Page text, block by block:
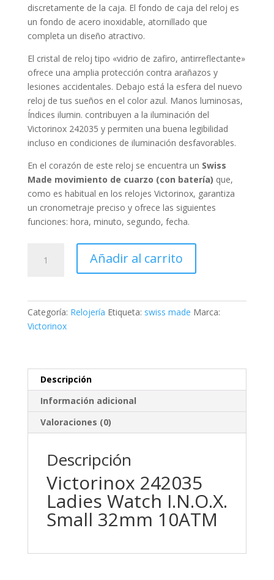
discretamente de la caja. El fondo de caja del reloj es
un fondo de acero inoxidable, atornillado que
completa un diseño atractivo.
El cristal de reloj tipo «vidrio de zafiro, antirreflectante»
ofrece una amplia protección contra arañazos y
lesiones accidentales. Debajo está la esfera del nuevo
reloj de tus sueños en el color azul. Manos luminosas,
Índices ilumin. contribuyen a la iluminación del
Victorinox 242035 y permiten una buena legibilidad
incluso en condiciones de iluminación desfavorables.
En el corazón de este reloj se encuentra un Swiss
Made movimiento de cuarzo (con batería) que,
como es habitual en los relojes Victorinox, garantiza
un cronometraje preciso y ofrece las siguientes
funciones: hora, minuto, segundo, fecha.
Ladies
cantidad
Añadir al carrito
Categoría: Relojería Etiqueta: swiss made Marca:
Victorinox
Descripción
Información adicional
Valoraciones (0)
Descripción
Victorinox 242035
Ladies Watch I.N.O.X.
Small 32mm 10ATM